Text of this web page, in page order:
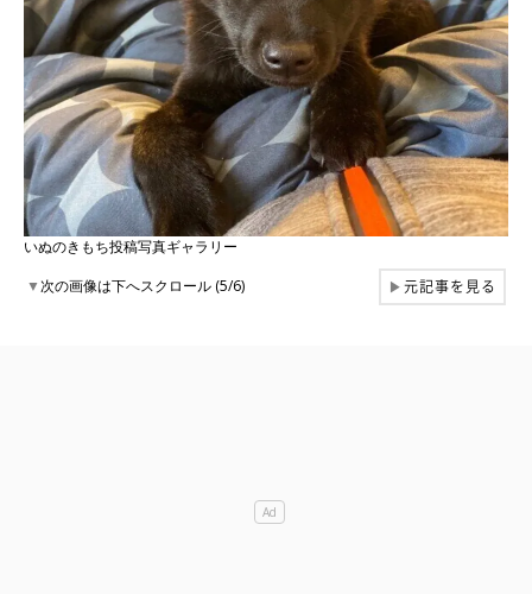
いぬのきもち投稿写真ギャラリー
▼次の画像は下へスクロール (5/6) ▶元記事を見る